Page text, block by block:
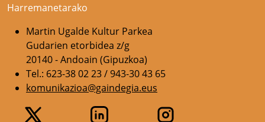
Harremanetarako
Martin Ugalde Kultur Parkea
Gudarien etorbidea z/g
20140 - Andoain (Gipuzkoa)
Tel.: 623-38 02 23 / 943-30 43 65
komunikazioa@gaindegia.eus